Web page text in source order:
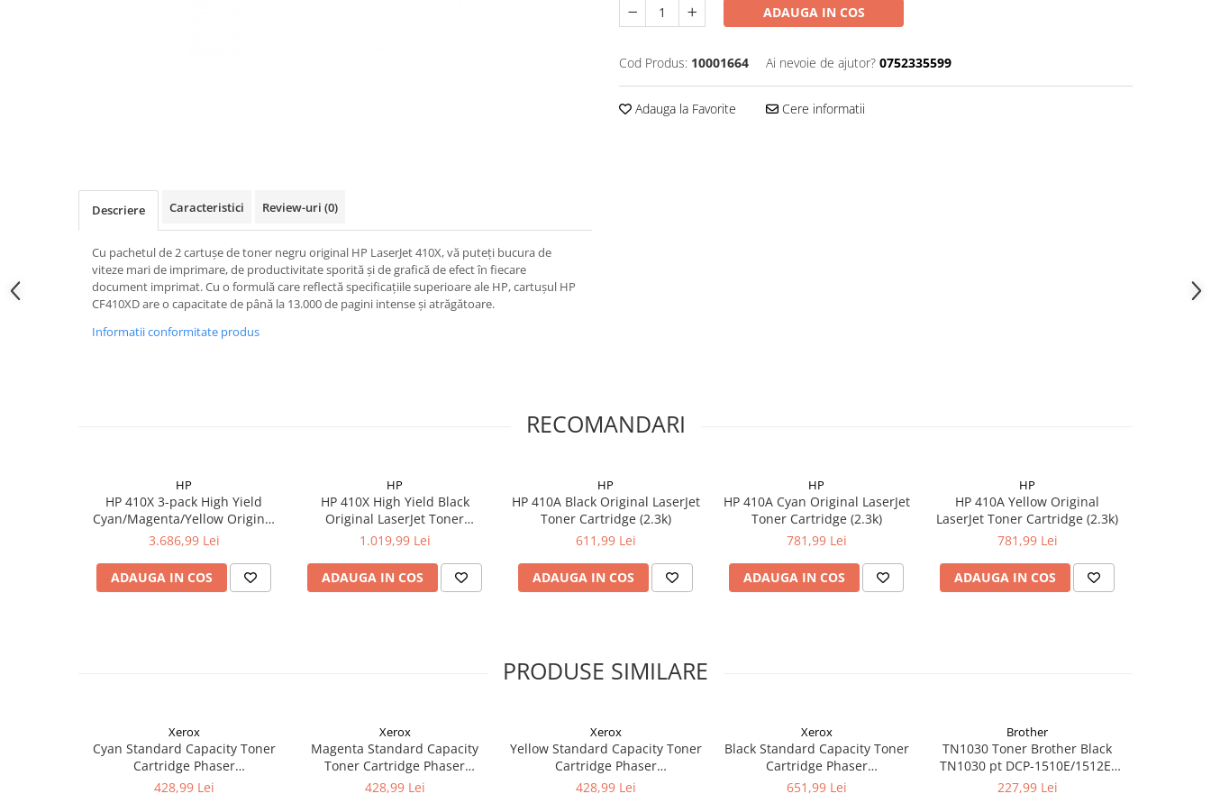
ADAUGA IN COS
Cod Produs: 10001664 Ai nevoie de ajutor? 0752335599
Adauga la Favorite Cere informatii
Descriere Caracteristici Review-uri (0)
Cu pachetul de 2 cartușe de toner negru original HP LaserJet 410X, vă puteți bucura de
viteze mari de imprimare, de productivitate sporită și de grafică de efect în fiecare
document imprimat. Cu o formulă care reflectă specificațiile superioare ale HP, cartușul HP
CF410XD are o capacitate de până la 13.000 de pagini intense și atrăgătoare.
Informatii conformitate produs
RECOMANDARI
HP
HP 410X 3-pack High Yield
Cyan/Magenta/Yellow Original
LaserJet Toner Cartridges
3.686,99 Lei
ADAUGA IN COS
HP
HP 410X High Yield Black
Original LaserJet Toner
Cartridge (6.5k)
1.019,99 Lei
ADAUGA IN COS
HP
HP 410A Black Original LaserJet
Toner Cartridge (2.3k)
611,99 Lei
ADAUGA IN COS
HP
HP 410A Cyan Original LaserJet
Toner Cartridge (2.3k)
781,99 Lei
ADAUGA IN COS
HP
HP 410A Yellow Original
LaserJet Toner Cartridge (2.3k)
781,99 Lei
ADAUGA IN COS
PRODUSE SIMILARE
Xerox
Cyan Standard Capacity Toner
Cartridge Phaser
6510/WorkCentre 6515
428,99 Lei
Xerox
Magenta Standard Capacity
Toner Cartridge Phaser
6510/WorkCentre 6515
428,99 Lei
Xerox
Yellow Standard Capacity Toner
Cartridge Phaser
6510/WorkCentre 6515
428,99 Lei
Xerox
Black Standard Capacity Toner
Cartridge Phaser
6510/WorkCentre 6515
651,99 Lei
Brother
TN1030 Toner Brother Black
TN1030 pt DCP-1510E/1512E,
HL-1110E/1112E ,1K
227,99 Lei